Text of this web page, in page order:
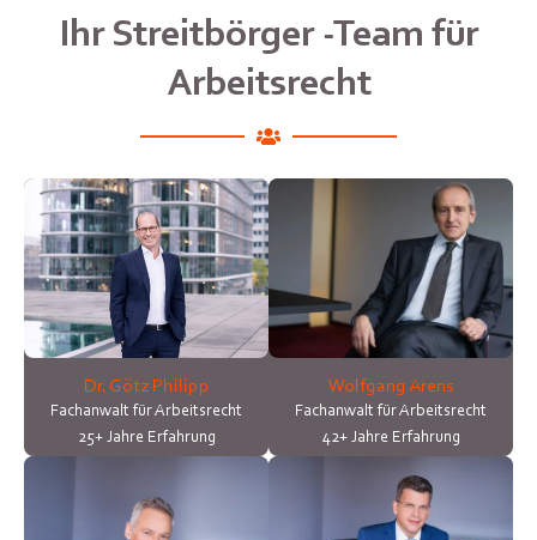
Ihr Streitbörger -Team für
Arbeitsrecht
Dr. Götz Philipp
Fachanwalt für Arbeitsrecht
25+ Jahre Erfahrung
Wolfgang Arens
Fachanwalt für Arbeitsrecht
42+ Jahre Erfahrung